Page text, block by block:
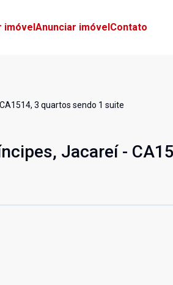
imóvelAnunciar imóvelContato
3 quartos sendo 1 suite
Jacareí -